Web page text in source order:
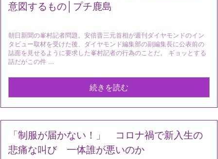
意図するもの│プチ鹿島
朝日新聞の峯村記者問題。安倍晋三元首相が週刊ダイヤモンドのイン
タビュー取材を受けた後、ダイヤモンド編集部の副編集長に公表前の
誌面を見せるように要求した峯村記者の行為のことだ。 ギョッとする
話だがこの件 ...
続きを読む
「制服が届かない！」 コロナ禍で新入生の
悲痛な叫び 一体誰が悪いのか